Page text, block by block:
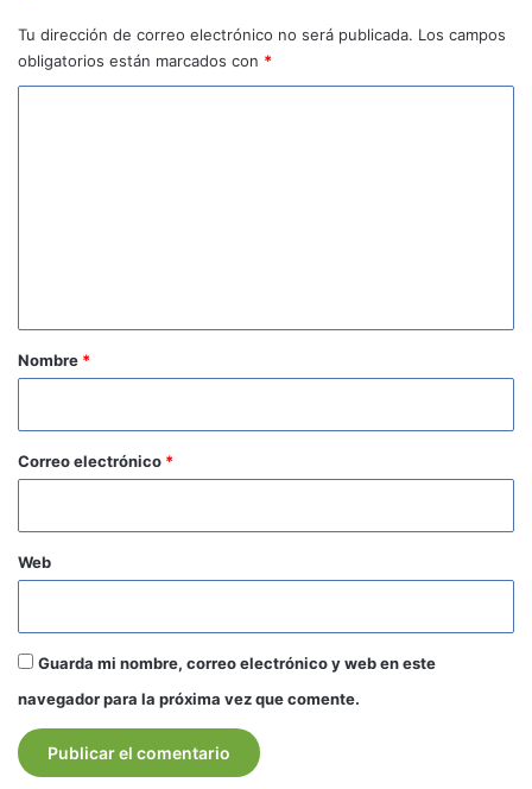
Tu dirección de correo electrónico no será publicada. Los campos
obligatorios están marcados con *
r
*
Nombre *
Correo electrónico *
Web
Guarda mi nombre, correo electrónico y web en este
navegador para la próxima vez que comente.